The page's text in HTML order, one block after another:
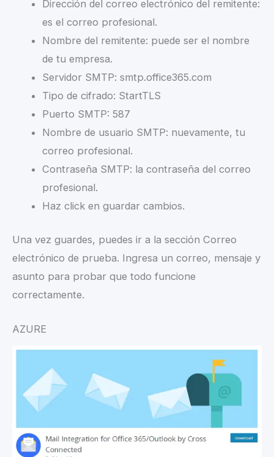
Dirección del correo electrónico del remitente:
es el correo profesional.
Nombre del remitente: puede ser el nombre
de tu empresa.
Servidor SMTP: smtp.office365.com
Tipo de cifrado: StartTLS
Puerto SMTP: 587
Nombre de usuario SMTP: nuevamente, tu
correo profesional.
Contraseña SMTP: la contraseña del correo
profesional.
Haz click en guardar cambios.
Una vez guardes, puedes ir a la sección Correo
electrónico de prueba. Ingresa un correo, mensaje y
asunto para probar que todo funcione
correctamente.
AZURE